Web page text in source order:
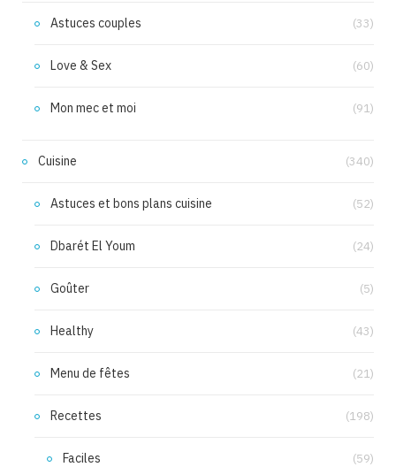
Astuces couples (33)
Love & Sex (60)
Mon mec et moi (91)
Cuisine (340)
Astuces et bons plans cuisine (52)
Dbarét El Youm (24)
Goûter (5)
Healthy (43)
Menu de fêtes (21)
Recettes (198)
Faciles (59)